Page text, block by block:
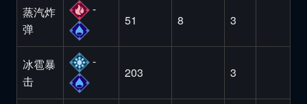
蒸汽炸
弹
-
51 8 3
冰雹暴
击
-
203 3